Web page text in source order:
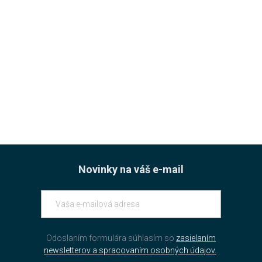
Novinky na váš e-mail
Odoslaním formulára súhlasím so zasielaním
newsletterov a spracovaním osobných údajov.